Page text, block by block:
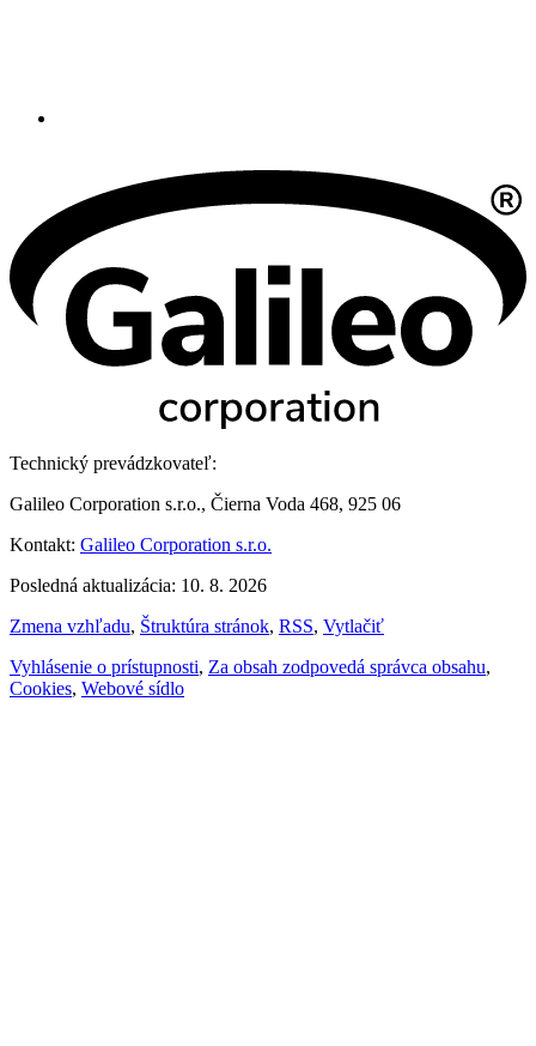
Technický prevádzkovateľ:
Galileo Corporation s.r.o., Čierna Voda 468, 925 06
Kontakt: Galileo Corporation s.r.o.
Posledná aktualizácia: 10. 8. 2026
Zmena vzhľadu, Štruktúra stránok, RSS, Vytlačiť
Vyhlásenie o prístupnosti, Za obsah zodpovedá správca obsahu,
Cookies, Webové sídlo